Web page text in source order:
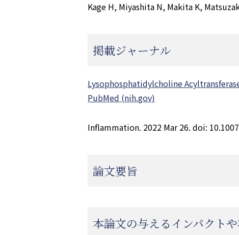
Kage H, Miyashita N, Makita K,
掲載ジャーナル
Lysophosphatidylcholine
PubMed (nih.gov)
Inflammation. 2022 Mar 26. doi:
論文要旨
本論文の与えるインパクト